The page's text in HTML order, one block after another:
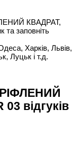
КВАДРАТ,
та заповніть
Харків, Львів,
Луцьк і т.д.
РІФЛЕНИЙ
відгуків